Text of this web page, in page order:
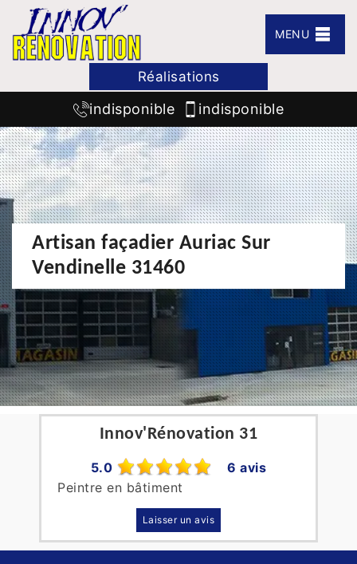
MENU
Réalisations
indisponible indisponible
Artisan façadier Auriac Sur
Vendinelle 31460
Innov'Rénovation 31
5.0
6 avis
Peintre en bâtiment
Laisser un avis